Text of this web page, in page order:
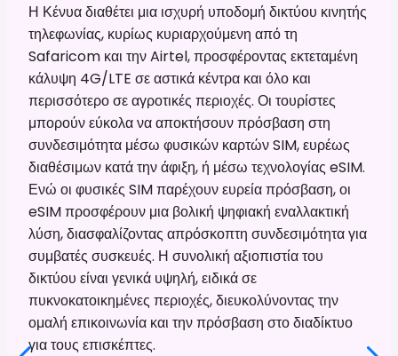
Η Κένυα διαθέτει μια ισχυρή υποδομή δικτύου κινητής
τηλεφωνίας, κυρίως κυριαρχούμενη από τη
Safaricom και την Airtel, προσφέροντας εκτεταμένη
κάλυψη 4G/LTE σε αστικά κέντρα και όλο και
περισσότερο σε αγροτικές περιοχές. Οι τουρίστες
μπορούν εύκολα να αποκτήσουν πρόσβαση στη
συνδεσιμότητα μέσω φυσικών καρτών SIM, ευρέως
διαθέσιμων κατά την άφιξη, ή μέσω τεχνολογίας eSIM.
Ενώ οι φυσικές SIM παρέχουν ευρεία πρόσβαση, οι
eSIM προσφέρουν μια βολική ψηφιακή εναλλακτική
λύση, διασφαλίζοντας απρόσκοπτη συνδεσιμότητα για
συμβατές συσκευές. Η συνολική αξιοπιστία του
δικτύου είναι γενικά υψηλή, ειδικά σε
πυκνοκατοικημένες περιοχές, διευκολύνοντας την
ομαλή επικοινωνία και την πρόσβαση στο διαδίκτυο
για τους επισκέπτες.